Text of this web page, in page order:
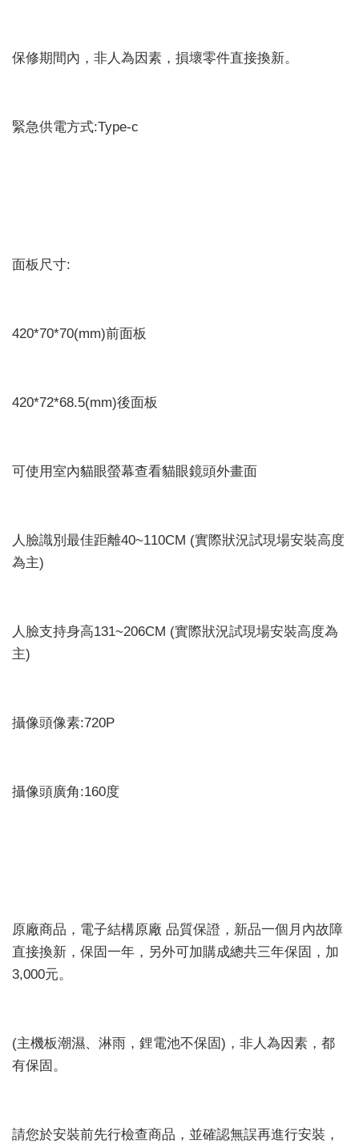
保修期間內，非人為因素，損壞零件直接換新。
緊急供電方式:Type-c
面板尺寸:
420*70*70(mm)前面板
420*72*68.5(mm)後面板
可使用室內貓眼螢幕查看貓眼鏡頭外畫面
人臉識別最佳距離40~110CM (實際狀況試現場安裝高度
為主)
人臉支持身高131~206CM (實際狀況試現場安裝高度為
主)
攝像頭像素:720P
攝像頭廣角:160度
原廠商品，電子結構原廠 品質保證，新品一個月內故障
直接換新，保固一年，另外可加購成總共三年保固，加
3,000元。
(主機板潮濕、淋雨，鋰電池不保固)，非人為因素，都
有保固。
請您於安裝前先行檢查商品，並確認無誤再進行安裝，